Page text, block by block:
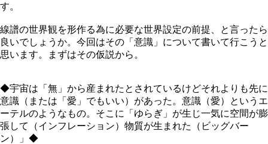
す。
線譜の世界観を形作る為に必要な世界設定の前提、と言ったら
良いでしょうか。今回はその「意識」について書いて行こうと
思います。まずはその仮説から。
◆宇宙は「無」から産まれたとされているけどそれよりも先に
意識（または「愛」でもいい）があった。意識（愛）というエ
ーテルのようなもの。そこに「ゆらぎ」が生じ一気に空間が膨
張して（インフレーション）物質が生まれた（ビッグバー
ン）」◆